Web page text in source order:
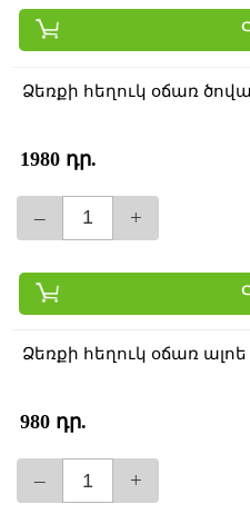
Ձեռքի հեղուկ օճառ
1980 դր.
– +
Ձեռքի հեղուկ օճառ ալոե
980 դր.
– +